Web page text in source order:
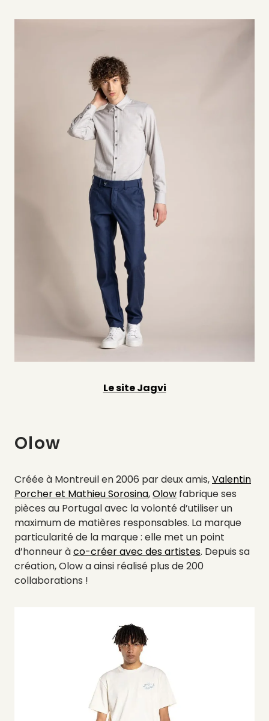
Le site Jagvi
Olow
Créée à Montreuil en 2006 par deux amis,Valentin
Porcher et Mathieu Sorosina,Olow fabrique ses
pièces au Portugal avec la volonté d’utiliser un
maximum de matières responsables. La marque
particularité de la marque : elle met un point
d’honneur àco-créer avec des artistes. Depuis sa
création, Olow a ainsi réalisé plus de 200
collaborations !